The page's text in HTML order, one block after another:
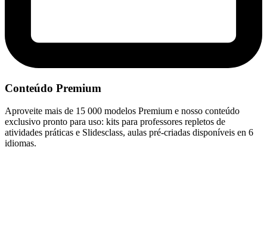
Conteúdo Premium
Aproveite mais de 15 000 modelos Premium e nosso conteúdo
exclusivo pronto para uso: kits para professores repletos de
atividades práticas e Slidesclass, aulas pré-criadas disponíveis en 6
idiomas.